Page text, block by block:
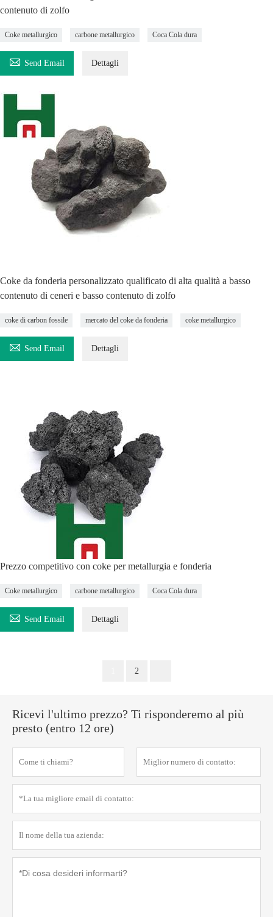
contenuto di zolfo
Coke metallurgico carbone metallurgico Coca Cola dura
 Send Email Dettagli
Coke da fonderia personalizzato qualificato di alta qualità a basso
contenuto di ceneri e basso contenuto di zolfo
coke di carbon fossile mercato del coke da fonderia coke metallurgico
 Send Email Dettagli
Prezzo competitivo con coke per metallurgia e fonderia
Coke metallurgico carbone metallurgico Coca Cola dura
 Send Email Dettagli
2
Ricevi l'ultimo prezzo? Ti risponderemo al più
presto (entro 12 ore)